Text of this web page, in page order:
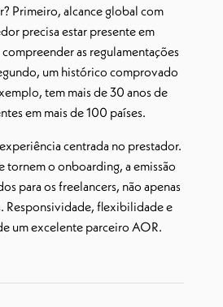
Primeiro, alcance global com
precisa estar presente em
compreender as regulamentações
um histórico comprovado
tem mais de 30 anos de
em mais de 100 países.
centrada no prestador.
tornem o onboarding, a emissão
para os freelancers, não apenas
Responsividade, flexibilidade e
um excelente parceiro AOR.